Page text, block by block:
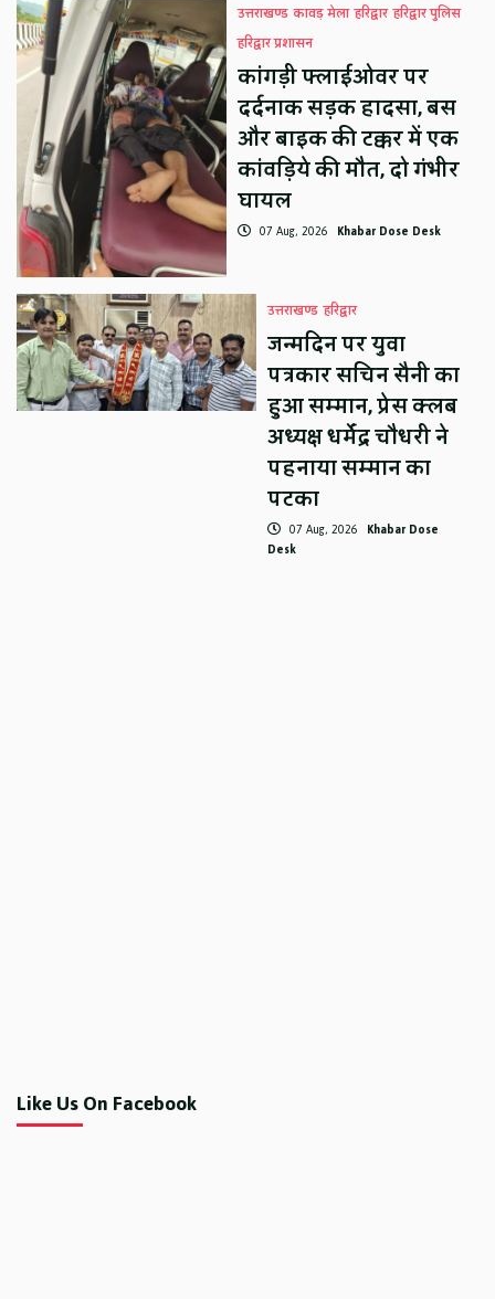
उत्तराखण्ड कावड़ मेला हरिद्वार हरिद्वार पुलिस
हरिद्वार प्रशासन
कांगड़ी फ्लाईओवर पर
दर्दनाक सड़क हादसा, बस
और बाइक की टक्कर में एक
कांवड़िये की मौत, दो गंभीर
घायल
07 Aug, 2026 Khabar Dose Desk
उत्तराखण्ड हरिद्वार
जन्मदिन पर युवा
पत्रकार सचिन सैनी का
हुआ सम्मान, प्रेस क्लब
अध्यक्ष धर्मेंद्र चौधरी ने
पहनाया सम्मान का
पटका
07 Aug, 2026 Khabar Dose
Desk
Like Us On Facebook